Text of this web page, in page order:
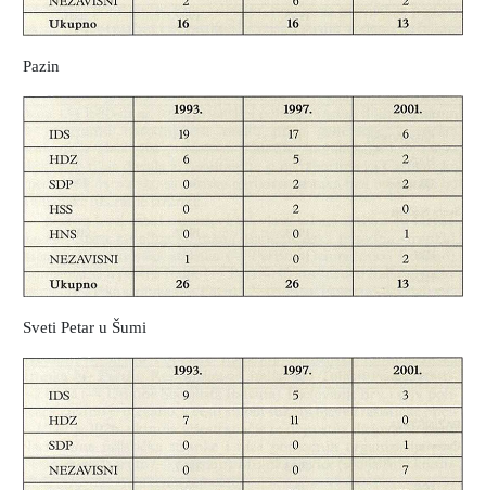
Pazin
Sveti Petar u Šumi